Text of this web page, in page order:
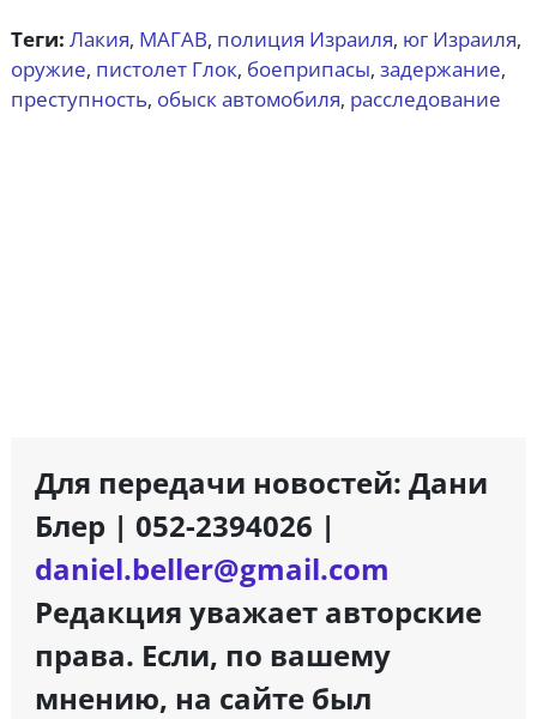
Теги: Лакия, МАГАВ, полиция Израиля, юг Израиля,
оружие, пистолет Глок, боеприпасы, задержание,
преступность, обыск автомобиля, расследование
Для передачи новостей: Дани
Блер | 052-2394026 |
daniel.beller@gmail.com
Редакция уважает авторские
права. Если, по вашему
мнению, на сайте был